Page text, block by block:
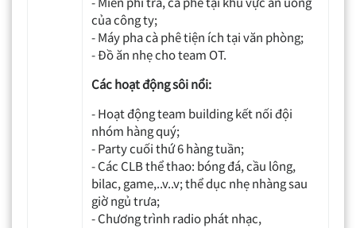
của công ty;
- Máy pha cà phê tiện ích tại văn phòng;
- Đồ ăn nhẹ cho team OT.
Các hoạt động sôi nổi:
- Hoạt động team building kết nối đội
nhóm hàng quý;
- Party cuối thứ 6 hàng tuần;
- Các CLB thể thao: bóng đá, cầu lông,
bilac, game,..v..v; thể dục nhẹ nhàng sau
giờ ngủ trưa;
- Chương trình radio phát nhạc,